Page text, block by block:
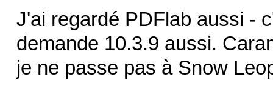
J'ai regardé PDFlab aussi -
demande 10.3.9 aussi.
je ne passe pas à Snow